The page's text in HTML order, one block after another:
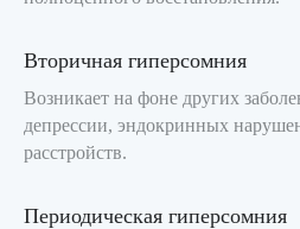
Вторичная гиперсомния
Возникает на фоне других
депрессии, эндокринных
расстройств.
Периодическая гиперсомния